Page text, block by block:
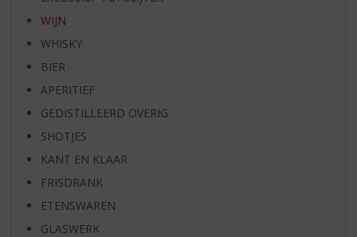
WIJN
WHISKY
BIER
APERITIEF
GEDISTILLEERD OVERIG
SHOTJES
KANT EN KLAAR
FRISDRANK
ETENSWAREN
GLASWERK